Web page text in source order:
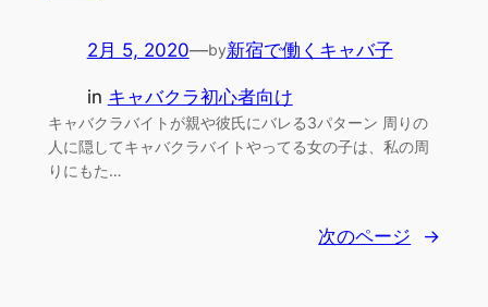
2月 5, 2020—by新宿で働くキャバ子
in キャバクラ初心者向け
キャバクラバイトが親や彼氏にバレる3パターン 周りの
人に隠してキャバクラバイトやってる女の子は、私の周
りにもた…
次のページ →